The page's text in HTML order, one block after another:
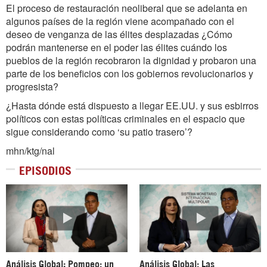
El proceso de restauración neoliberal que se adelanta en
algunos países de la región viene acompañado con el
deseo de venganza de las élites desplazadas ¿Cómo
podrán mantenerse en el poder las élites cuándo los
pueblos de la región recobraron la dignidad y probaron una
parte de los beneficios con los gobiernos revolucionarios y
progresista?
¿Hasta dónde está dispuesto a llegar EE.UU. y sus esbirros
políticos con estas políticas criminales en el espacio que
sigue considerando como ‘su patio trasero’?
mhn/ktg/nal
EPISODIOS
Análisis Global; Pompeo: un
Análisis Global: Las